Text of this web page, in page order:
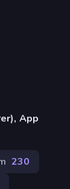
App
230